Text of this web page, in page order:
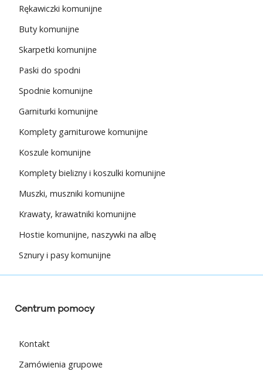
Rękawiczki komunijne
Buty komunijne
Skarpetki komunijne
Paski do spodni
Spodnie komunijne
Garniturki komunijne
Komplety garniturowe komunijne
Koszule komunijne
Komplety bielizny i koszulki komunijne
Muszki, muszniki komunijne
Krawaty, krawatniki komunijne
Hostie komunijne, naszywki na albę
Sznury i pasy komunijne
Centrum pomocy
Kontakt
Zamówienia grupowe